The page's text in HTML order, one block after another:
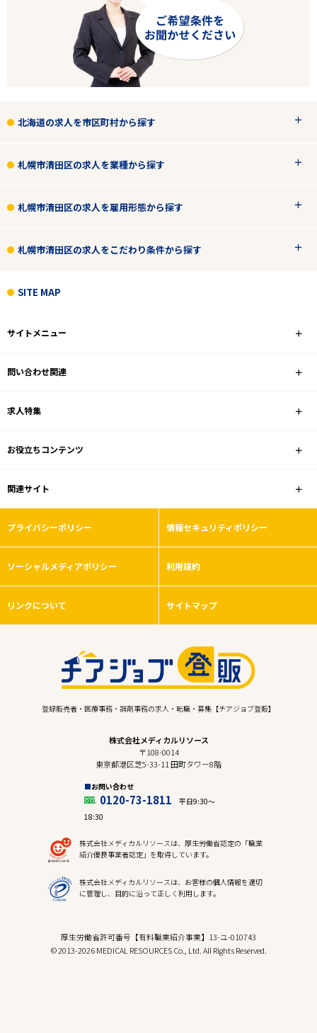
北海道の求人を市区町村から探す
札幌市清田区の求人を業種から探す
札幌市清田区の求人を雇用形態から探す
札幌市清田区の求人をこだわり条件から探す
SITE MAP
サイトメニュー
問い合わせ関連
求人特集
お役立ちコンテンツ
関連サイト
プライバシーポリシー 情報セキュリティポリシー
ソーシャルメディアポリシー 利用規約
リンクについて サイトマップ
登録販売者・医療事務・調剤事務の求人・転職・募集【チアジョブ登販】
株式会社メディカルリソース
〒108-0014
東京都港区芝5-33-11 田町タワー8階
お問い合わせ
0120-73-1811
平日9:30〜
18:30
株式会社メディカルリソースは、厚生労働省認定の「職業
紹介優良事業者認定」を取得しています。
株式会社メディカルリソースは、お客様の個人情報を適切
に管理し、目的に沿って正しく利用します。
厚生労働省許可番号【有料職業紹介事業】13-ユ-010743
© 2013-2026 MEDICAL RESOURCES Co., Ltd. All Rights Reserved.